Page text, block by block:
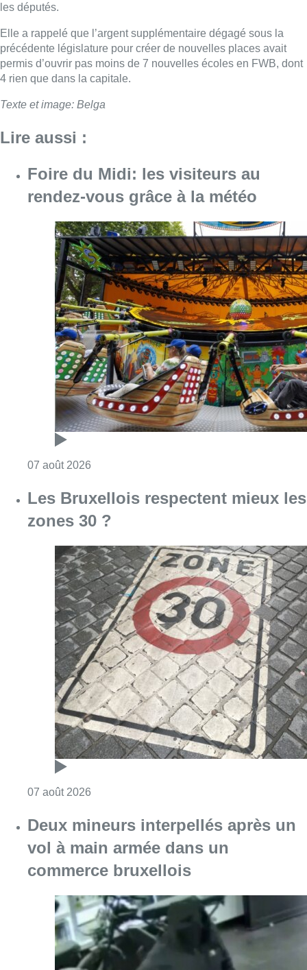
les députés.
Elle a rappelé que l’argent supplémentaire dégagé sous la
précédente législature pour créer de nouvelles places avait
permis d’ouvrir pas moins de 7 nouvelles écoles en FWB, dont
4 rien que dans la capitale.
Texte et image: Belga
Lire aussi :
Foire du Midi: les visiteurs au
rendez-vous grâce à la météo
07 août 2026
Les Bruxellois respectent mieux les
zones 30 ?
07 août 2026
Deux mineurs interpellés après un
vol à main armée dans un
commerce bruxellois